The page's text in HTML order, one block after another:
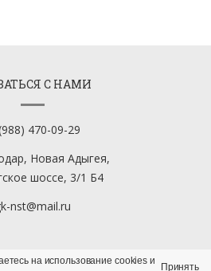
С НАМИ
470-09-29
Новая Адыгея,
шоссе, 3/1 Б4
nst@mail.ru
на использование cookies и
Принять